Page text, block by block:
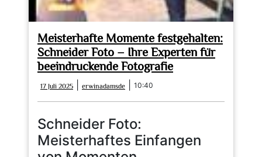
Meisterhafte Momente festgehalten:
Schneider Foto – Ihre Experten für
beeindruckende Fotografie
17 Juli 2025
Juli
2025
erwinadamsde erwinadamsde
10:40
Schneider Foto:
Meisterhaftes Einfangen